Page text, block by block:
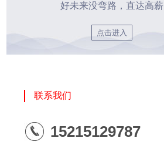
好未来没弯路，直达高薪
点击进入
联系我们
15215129787